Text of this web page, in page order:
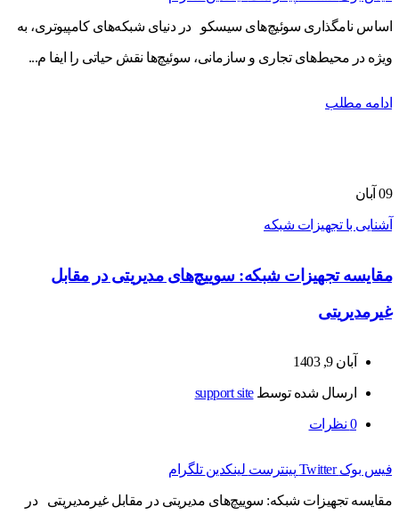
اساس نامگذاری سوئیچ‌های سیسکو در دنیای شبکه‌های کامپیوتری، به
ویژه در محیط‌های تجاری و سازمانی، سوئیچ‌ها نقش حیاتی را ایفا م...
ادامه مطلب
09 آبان
آشنایی با تجهیزات شبکه
مقایسه تجهیزات شبکه: سوییچ‌های مدیریتی در مقابل
غیرمدیریتی
آبان 9, 1403
ارسال شده توسطsupport site
0 نظرات
فیس بوک Twitter پینترست لینکدین تلگرام
مقایسه تجهیزات شبکه: سوییچ‌های مدیریتی در مقابل غیرمدیریتی در